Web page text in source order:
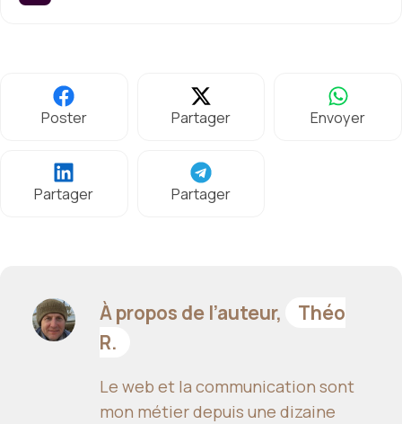
Poster Partager Envoyer
Partager Partager
À propos de l’auteur,
Théo
R.
Le web et la communication sont
mon métier depuis une dizaine